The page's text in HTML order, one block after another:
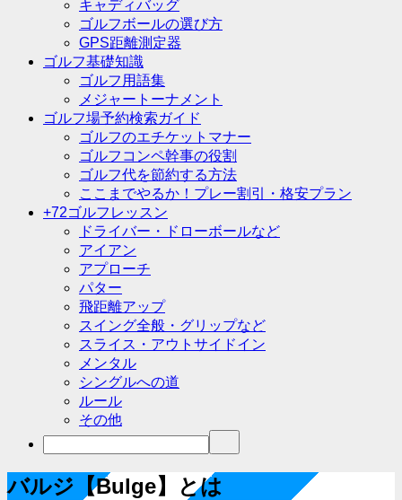
キャディバッグ
ゴルフボールの選び方
GPS距離測定器
ゴルフ基礎知識
ゴルフ用語集
メジャートーナメント
ゴルフ場予約検索ガイド
ゴルフのエチケットマナー
ゴルフコンペ幹事の役割
ゴルフ代を節約する方法
ここまでやるか！プレー割引・格安プラン
+72ゴルフレッスン
ドライバー・ドローボールなど
アイアン
アプローチ
パター
飛距離アップ
スイング全般・グリップなど
スライス・アウトサイドイン
メンタル
シングルへの道
ルール
その他
バルジ【Bulge】とは